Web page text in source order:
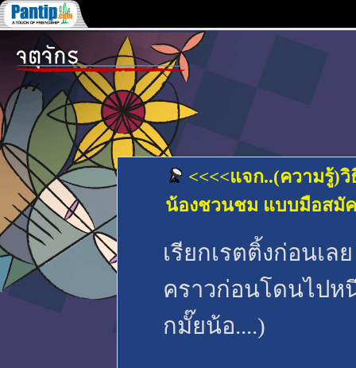
<<<<แจก..(ความรู้)วิ
น้องชวนชม แบบมือสมั
เรียกเรตติ้งก่อนเล
คราวก่อนโดนไปห
กมั๊ยน้อ....)